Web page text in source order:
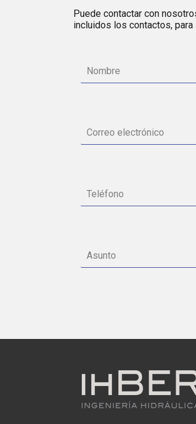
Puede contactar con
incluidos los contactos, para